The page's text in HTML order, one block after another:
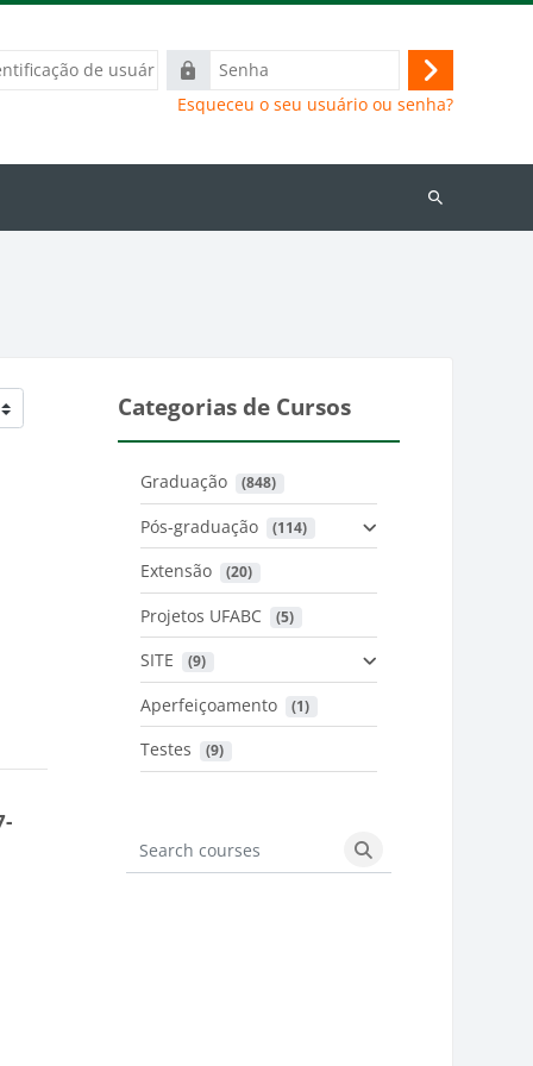
Senha
Acessar
Esqueceu o seu usuário ou senha?
Buscar
Categorias de Cursos
Graduação (848)
Pós-graduação (114)
Extensão (20)
Projetos UFABC (5)
SITE (9)
Aperfeiçoamento (1)
Testes (9)
Search courses
Search courses